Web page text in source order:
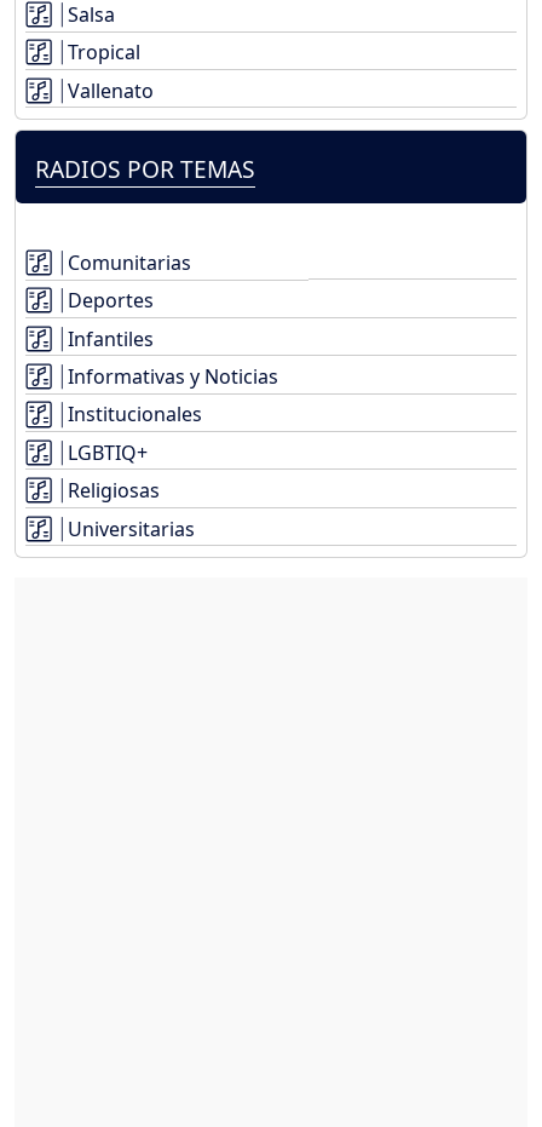
Salsa
Tropical
Vallenato
RADIOS POR TEMAS
Comunitarias
Deportes
Infantiles
Informativas y Noticias
Institucionales
LGBTIQ+
Religiosas
Universitarias